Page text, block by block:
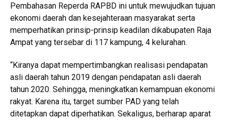
Pembahasan Reperda RAPBD ini untuk mewujudkan tujuan
ekonomi daerah dan kesejahteraan masyarakat serta
memperhatikan prinsip-prinsip keadilan dikabupaten Raja
Ampat yang tersebar di 117 kampung, 4 kelurahan.
“Kiranya dapat mempertimbangkan realisasi pendapatan
asli daerah tahun 2019 dengan pendapatan asli daerah
tahun 2020. Sehingga, meningkatkan kemampuan ekonomi
rakyat. Karena itu, target sumber PAD yang telah
ditetapkan dapat diperhatikan. Sekaligus, berharap aparat